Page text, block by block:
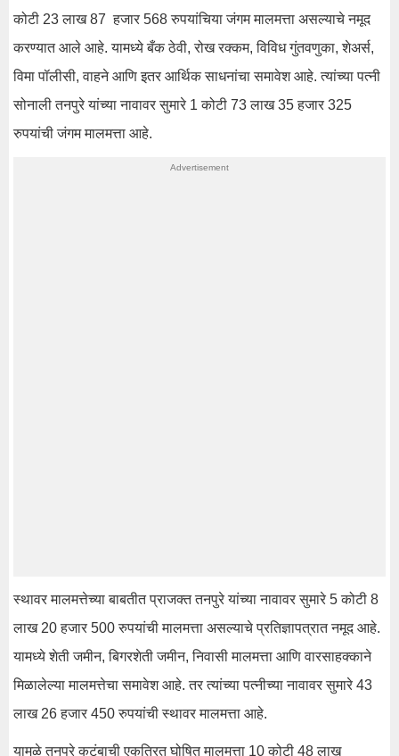
कोटी 23 लाख 87 हजार 568 रुपयांचिया जंगम मालमत्ता असल्याचे नमूद
करण्यात आले आहे. यामध्ये बँक ठेवी, रोख रक्कम, विविध गुंतवणुका, शेअर्स,
विमा पॉलीसी, वाहने आणि इतर आर्थिक साधनांचा समावेश आहे. त्यांच्या पत्नी
सोनाली तनपुरे यांच्या नावावर सुमारे 1 कोटी 73 लाख 35 हजार 325
रुपयांची जंगम मालमत्ता आहे.
स्थावर मालमत्तेच्या बाबतीत प्राजक्त तनपुरे यांच्या नावावर सुमारे 5 कोटी 8
लाख 20 हजार 500 रुपयांची मालमत्ता असल्याचे प्रतिज्ञापत्रात नमूद आहे.
यामध्ये शेती जमीन, बिगरशेती जमीन, निवासी मालमत्ता आणि वारसाहक्काने
मिळालेल्या मालमत्तेचा समावेश आहे. तर त्यांच्या पत्नीच्या नावावर सुमारे 43
लाख 26 हजार 450 रुपयांची स्थावर मालमत्ता आहे.
यामुळे तनपुरे कुटुंबाची एकत्रित घोषित मालमत्ता 10 कोटी 48 लाख